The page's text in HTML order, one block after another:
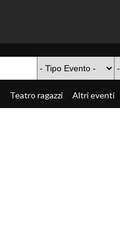
Teatro ragazzi Altri eventi